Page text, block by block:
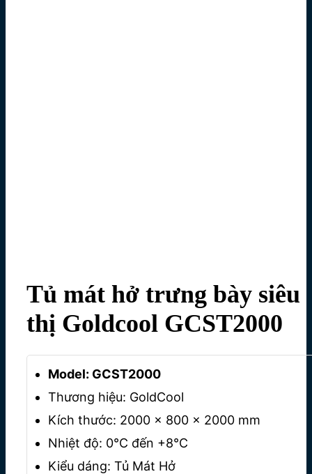
Tủ mát hở trưng bày siêu
thị Goldcool GCST2000
Model: GCST2000
Thương hiệu: GoldCool
Kích thước: 2000 x 800 x 2000 mm
Nhiệt độ: 0℃ đến +8℃
Kiểu dáng: Tủ Mát Hở